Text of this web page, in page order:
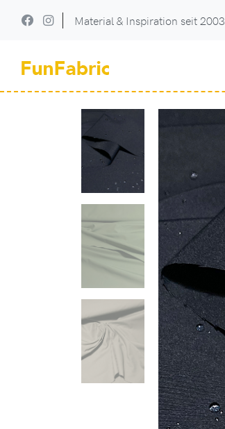
Material & Inspiration seit 2003